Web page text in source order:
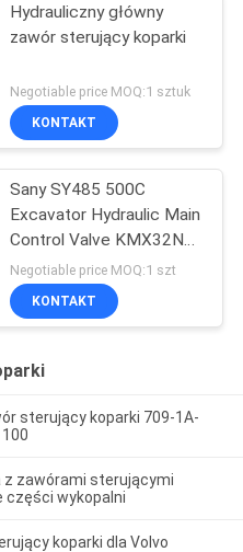
Hydrauliczny główny
zawór sterujący koparki
Negotiable price MOQ:1 sztuk
KONTAKT
Sany SY485 500C
Excavator Hydraulic Main
Control Valve KMX32NA
High Quality
Negotiable price MOQ:1 szt
KONTAKT
sterujący koparki 709-1A-
z zawórami sterującymi
części wykopalni
koparki dla Volvo